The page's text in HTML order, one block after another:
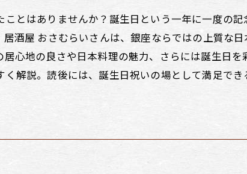
とはありませんか？誕生日という一年に一度の
酒屋 おさむらいさんは、銀座ならではの上質な
心地の良さや日本料理の魅力、さらには誕生日
解説。読後には、誕生日祝いの場として満足で